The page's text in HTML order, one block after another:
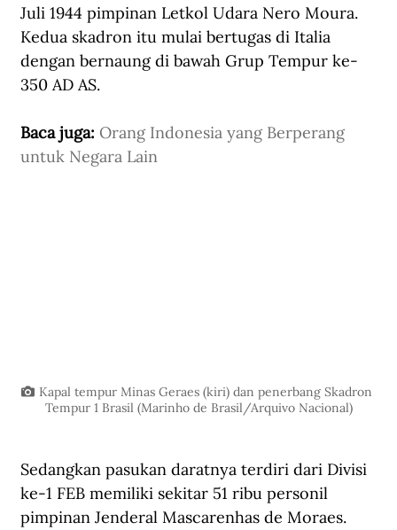
Juli 1944 pimpinan Letkol Udara Nero Moura.
Kedua skadron itu mulai bertugas di Italia
dengan bernaung di bawah Grup Tempur ke-
350 AD AS.
Baca juga: Orang Indonesia yang Berperang
untuk Negara Lain
Kapal tempur Minas Geraes (kiri) dan penerbang Skadron
Tempur 1 Brasil (Marinho de Brasil/Arquivo Nacional)
Sedangkan pasukan daratnya terdiri dari Divisi
ke-1 FEB memiliki sekitar 51 ribu personil
pimpinan Jenderal Mascarenhas de Moraes.